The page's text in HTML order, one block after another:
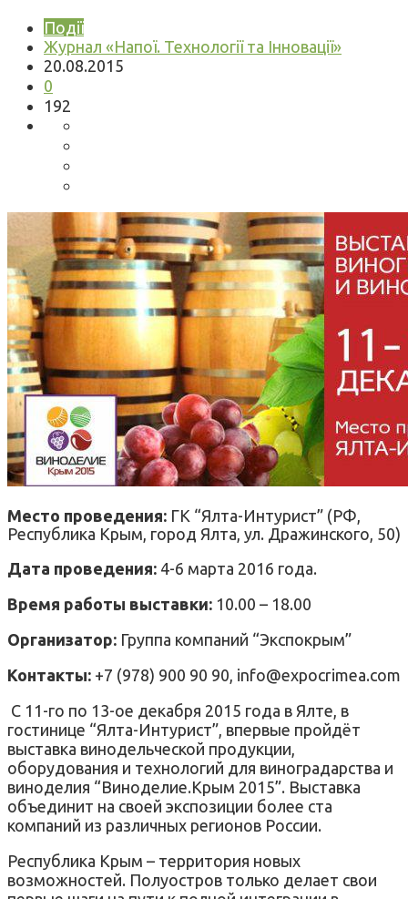
Події
Журнал «Напої. Технології та Інновації»
20.08.2015
0
192
Место проведения: ГК “Ялта-Интурист” (РФ,
Республика Крым, город Ялта, ул. Дражинского, 50)
Дата проведения: 4-6 марта 2016 года.
Время работы выставки: 10.00 – 18.00
Организатор: Группа компаний “Экспокрым”
Контакты: +7 (978) 900 90 90, info@expocrimea.com
С 11-го по 13-ое декабря 2015 года в Ялте, в
гостинице “Ялта-Интурист”, впервые пройдёт
выставка винодельческой продукции,
оборудования и технологий для виноградарства и
виноделия “Виноделие.Крым 2015”. Выставка
объединит на своей экспозиции более ста
компаний из различных регионов России.
Республика Крым – территория новых
возможностей. Полуостров только делает свои